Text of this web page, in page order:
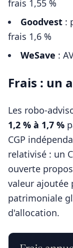
frais 1,55 %
Goodvest :
frais 1,6 %
WeSave :
Frais : un
Les robo-
1,2 % à 1,7 %
CGP
relativisé : un
ouverte
valeur ajoutée
patrimoniale
d'allocation.